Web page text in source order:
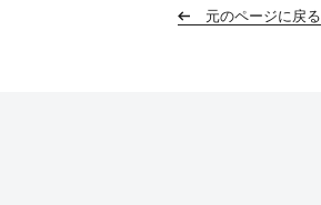
元のページに戻る